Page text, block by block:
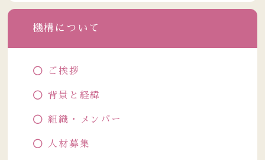
機構について
ご挨拶
背景と経緯
組織・メンバー
人材募集